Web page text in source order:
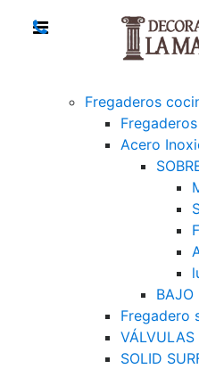
Fregaderos
Acero
BAJO
Fregadero
VÁLVULAS
SOLID